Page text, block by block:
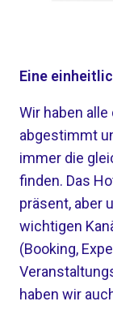
Eine
Wir haben
abgestimmt
immer die
finden. Das
präsent, aber
wichtigen
(Booking,
haben wir